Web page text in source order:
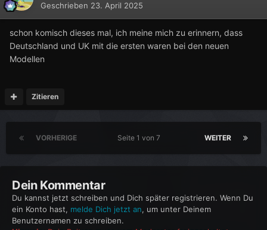
Geschrieben 23. April 2025
schon komisch dieses mal, ich meine mich zu erinnern, dass
Deutschland und UK mit die ersten waren bei den neuen
Modellen
Zitieren
VORHERIGE WEITER
Seite 1 von 7
Dein Kommentar
Du kannst jetzt schreiben und Dich später registrieren. Wenn Du
ein Konto hast, melde Dich jetzt an, um unter Deinem
Benutzernamen zu schreiben.